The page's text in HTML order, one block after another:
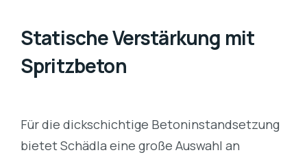
Statische Verstärkung mit
Spritzbeton
Für die dickschichtige Betoninstandsetzung
bietet Schädla eine große Auswahl an